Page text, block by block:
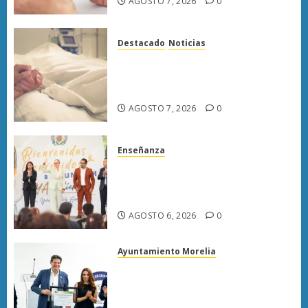
Destacado Noticias
AGOSTO 7, 2026 0
Enseñanza
AGOSTO 6, 2026 0
Ayuntamiento Morelia